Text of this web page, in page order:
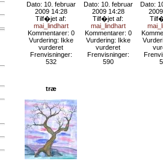
Dato: 10. februar
2009 14:28
Tilf�jet af:
mai_lindhart
Kommentarer: 0
Vurdering: Ikke
vurderet
Frenvisninger:
532
Dato: 10. februar
2009 14:28
Tilf�jet af:
mai_lindhart
Kommentarer: 0
Vurdering: Ikke
vurderet
Frenvisninger:
590
Dato:
træ